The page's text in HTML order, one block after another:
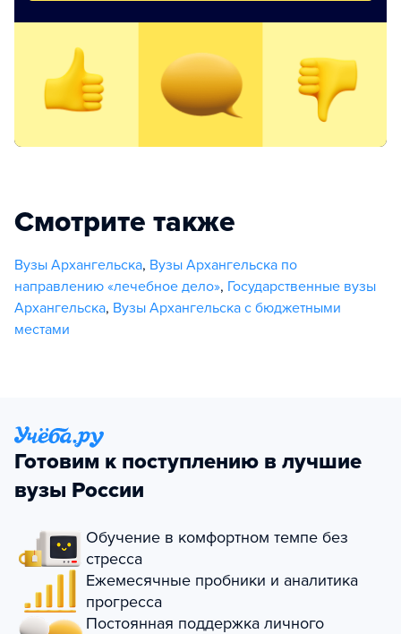
Смотрите также
Вузы Архангельска, Вузы Архангельска по
направлению «лечебное дело», Государственные вузы
Архангельска, Вузы Архангельска с бюджетными
местами
Готовим к поступлению в лучшие
вузы России
Обучение в комфортном темпе без
стресса
Ежемесячные пробники и аналитика
прогресса
Постоянная поддержка личного